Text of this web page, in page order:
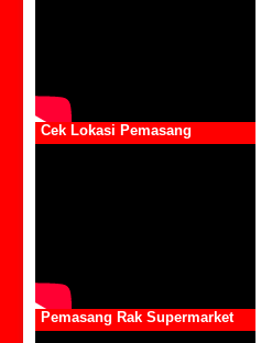
Cek Lokasi Pemasang
Pemasang Rak Supermarket